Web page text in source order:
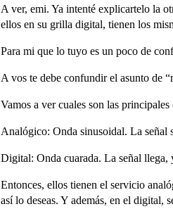
A ver, emi. Ya intenté explicartelo la
ellos en su grilla digital, tienen los
Para mi que lo tuyo es un poco de
A vos te debe confundir el asunto de
Vamos a ver cuales son las
Analógico: Onda sinusoidal. La señal
Digital: Onda cuarada. La señal llega,
Entonces, ellos tienen el servicio
así lo deseas. Y además, en el digital,